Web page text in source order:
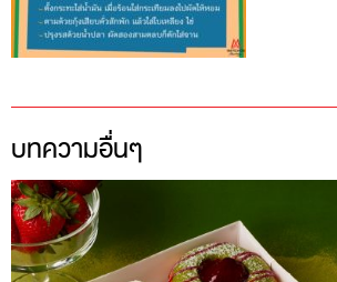
บทความอื่นๆ